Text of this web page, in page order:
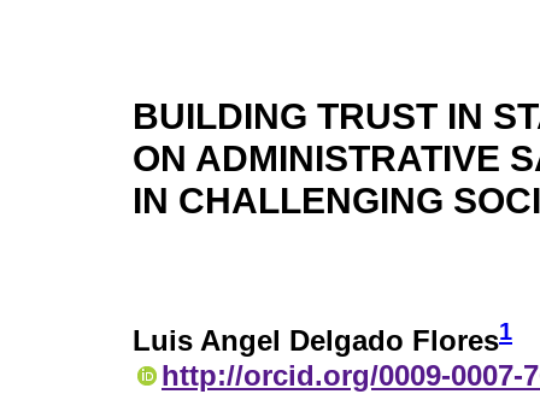
BUILDING TRUST IN
ON ADMINISTRATIVE
IN CHALLENGING
Luis Angel Delgado Flores1
http://orcid.org/0009-0007-